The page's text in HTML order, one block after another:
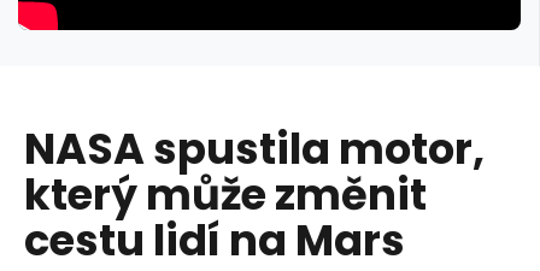
NASA spustila motor,
který může změnit
cestu lidí na Mars